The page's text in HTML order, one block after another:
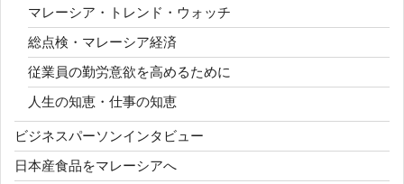
マレーシア・トレンド・ウォッチ
総点検・マレーシア経済
従業員の勤労意欲を高めるために
人生の知恵・仕事の知恵
ビジネスパーソンインタビュー
日本産食品をマレーシアへ